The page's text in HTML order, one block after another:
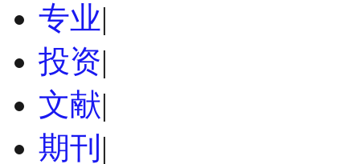
专业|
投资|
文献|
期刊 |